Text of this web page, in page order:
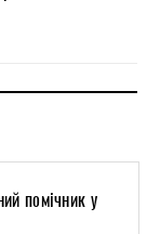
помічник у